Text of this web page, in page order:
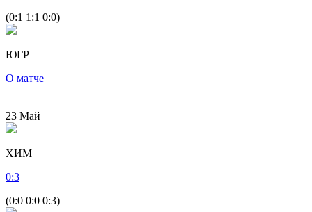
(0:1 1:1 0:0)
ЮГР
О матче
23 Май
ХИМ
0:3
(0:0 0:0 0:3)